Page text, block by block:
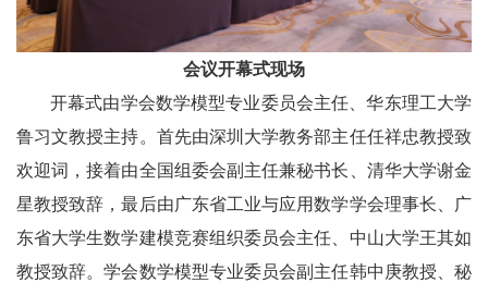
会议开幕式现场
开幕式由学会数学模型专业委员会主任、华东理工大学
鲁习文教授主持。首先由深圳大学教务部主任任祥忠教授致
欢迎词，接着由全国组委会副主任兼秘书长、清华大学谢金
星教授致辞，最后由广东省工业与应用数学学会理事长、广
东省大学生数学建模竞赛组织委员会主任、中山大学王其如
教授致辞。学会数学模型专业委员会副主任韩中庚教授、秘